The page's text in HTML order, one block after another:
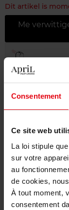
Consentement
Ce site web
La loi stipule
sur votre
au
de cookies,
À tout moment,
consentement
Dit artikel is
Me
Gratis
Gratis
Gratis
Beschrijving